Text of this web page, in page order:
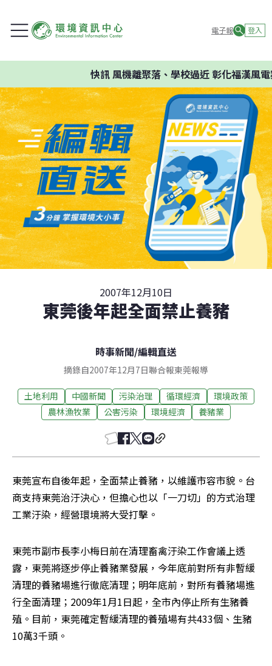
電子報 登入
快訊風機離聚落、學校過近 彰化福漢風電
2007年12月10日
東莞後年起全面禁止養豬
時事新聞/編輯直送
摘錄自2007年12月7日聯合報東莞報導
土地利用 中國新聞 污染治理 循環經濟
環境政策
農林漁牧業
公害污染 環境經濟 養豬業
東莞宣布自後年起，全面禁止養豬，以維護市容市貌。台
商支持東莞治汙決心，但擔心也以「一刀切」的方式治理
工業汙染，經營環境將大受打擊。
東莞市副市長李小梅日前在清理畜禽汙染工作會議上透
露，東莞將逐步停止養豬業發展，今年底前對所有非暫緩
清理的養豬場進行徹底清理；明年底前，對所有養豬場進
行全面清理；2009年1月1日起，全市內停止所有生豬養
殖。目前，東莞確定暫緩清理的養殖場有共433個、生豬
10萬3千頭。